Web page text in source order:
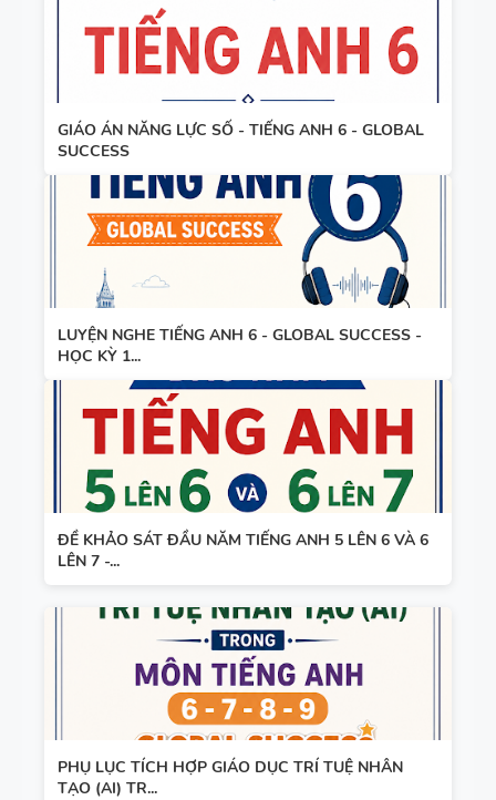
GIÁO ÁN NĂNG LỰC SỐ - TIẾNG ANH 6 - GLOBAL
SUCCESS
LUYỆN NGHE TIẾNG ANH 6 - GLOBAL SUCCESS -
HỌC KỲ 1...
ĐỀ KHẢO SÁT ĐẦU NĂM TIẾNG ANH 5 LÊN 6 VÀ 6
LÊN 7 -...
PHỤ LỤC TÍCH HỢP GIÁO DỤC TRÍ TUỆ NHÂN
TẠO (AI) TR...